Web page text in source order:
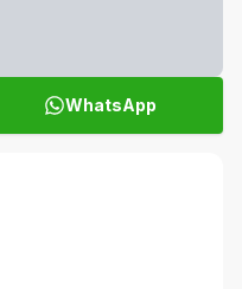
WhatsApp